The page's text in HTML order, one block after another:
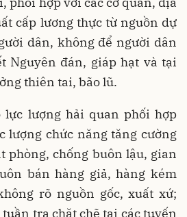
cấp lương thực từ nguồn dự
dân, không để người dân
Nguyên đán, giáp hạt và tại
thiên tai, bão lũ.
lượng hải quan phối hợp
lượng chức năng tăng cường
phòng, chống buôn lậu, gian
bán hàng giả, hàng kém
rõ nguồn gốc, xuất xứ;
tra chặt chẽ tại các tuyến